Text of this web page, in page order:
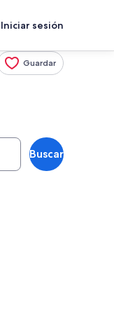
Iniciar sesión
Guardar
Buscar